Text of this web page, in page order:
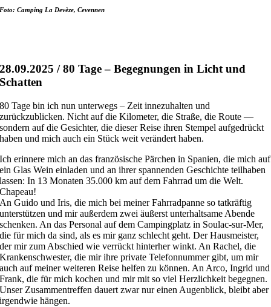
Foto: Camping La Devèze, Cevennen
28.09.2025 / 80 Tage – Begegnungen in Licht und
Schatten
80 Tage bin ich nun unterwegs – Zeit innezuhalten und
zurückzublicken. Nicht auf die Kilometer, die Straße, die Route —
sondern auf die Gesichter, die dieser Reise ihren Stempel aufgedrückt
haben und mich auch ein Stück weit verändert haben.
Ich erinnere mich an das französische Pärchen in Spanien, die mich auf
ein Glas Wein einladen und an ihrer spannenden Geschichte teilhaben
lassen: In 13 Monaten 35.000 km auf dem Fahrrad um die Welt.
Chapeau!
An Guido und Iris, die mich bei meiner Fahrradpanne so tatkräftig
unterstützen und mir außerdem zwei äußerst unterhaltsame Abende
schenken. An das Personal auf dem Campingplatz in Soulac-sur-Mer,
die für mich da sind, als es mir ganz schlecht geht. Der Hausmeister,
der mir zum Abschied wie verrückt hinterher winkt. An Rachel, die
Krankenschwester, die mir ihre private Telefonnummer gibt, um mir
auch auf meiner weiteren Reise helfen zu können. An Arco, Ingrid und
Frank, die für mich kochen und mir mit so viel Herzlichkeit begegnen.
Unser Zusammentreffen dauert zwar nur einen Augenblick, bleibt aber
irgendwie hängen.